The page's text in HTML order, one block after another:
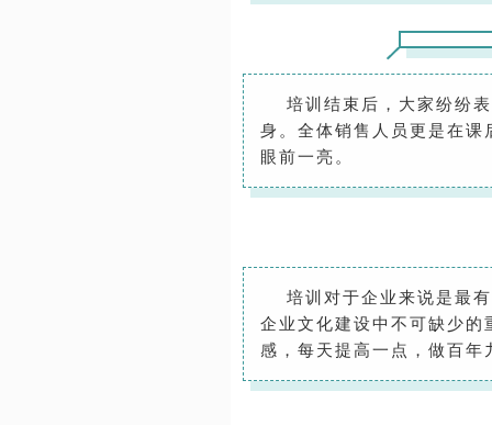
培训结束后，大家纷纷表
身。全体销售人员更是在
眼前一亮。
培训对于企业来说是最有
企业文化建设中不可缺少
感，每天提高一点，做百年